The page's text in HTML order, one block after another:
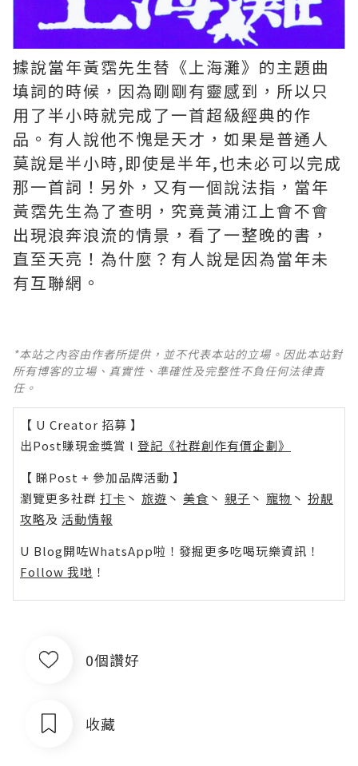
據說當年黃霑先生替《上海灘》的主題曲
填詞的時候，因為剛剛有靈感到，所以只
用了半小時就完成了一首超級經典的作
品。有人說他不愧是天才，如果是普通人
莫說是半小時,即使是半年,也未必可以完成
那一首詞！另外，又有一個說法指，當年
黃霑先生為了查明，究竟黃浦江上會不會
出現浪奔浪流的情景，看了一整晚的書，
直至天亮！為什麼？有人說是因為當年未
有互聯網。
*本站之內容由作者所提供，並不代表本站的立場。因此本站對
所有博客的立場、真實性、準確性及完整性不負任何法律責
任。
【 U Creator 招募 】
出Post賺現金獎賞 l 登記《社群創作有價企劃》
【 睇Post + 參加品牌活動 】
瀏覽更多社群 打卡 丶 旅遊 丶 美食 丶 親子 丶 寵物 丶 扮靚
攻略及 活動情報
U Blog開咗WhatsApp啦！發掘更多吃喝玩樂資訊！
Follow 我哋 ！
0個讚好
收藏